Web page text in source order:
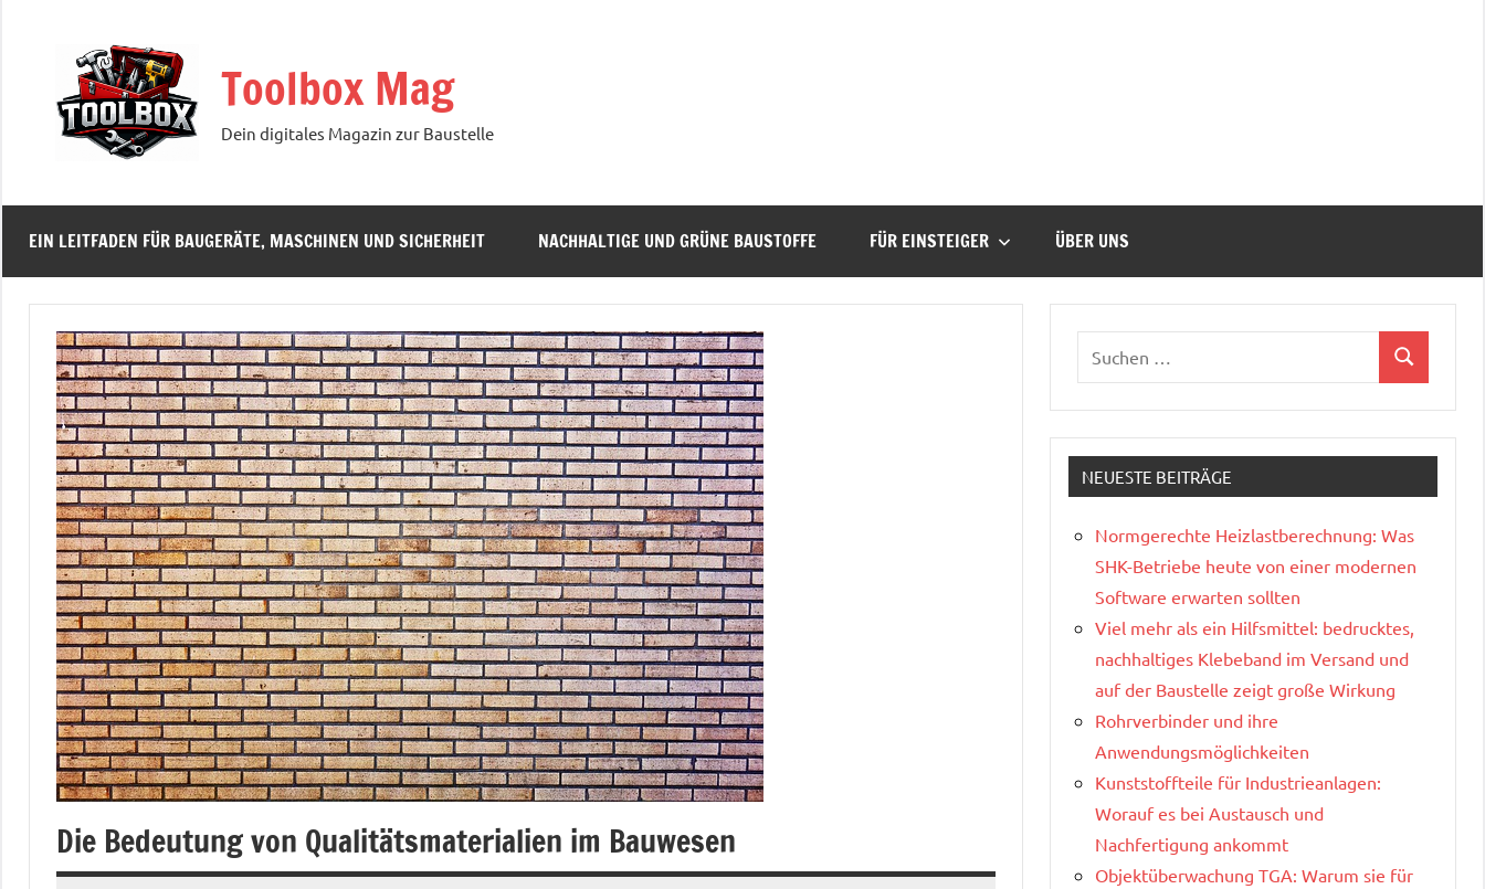
Toolbox Mag
Dein digitales Magazin zur Baustelle
EIN LEITFADEN FÜR BAUGERÄTE, MASCHINEN UND SICHERHEIT NACHHALTIGE UND GRÜNE BAUSTOFFE FÜR EINSTEIGER ÜBER UNS
Die Bedeutung von Qualitätsmaterialien im Bauwesen
NEUESTE BEITRÄGE
Normgerechte Heizlastberechnung: Was
SHK-Betriebe heute von einer modernen
Software erwarten sollten
Viel mehr als ein Hilfsmittel: bedrucktes,
nachhaltiges Klebeband im Versand und
auf der Baustelle zeigt große Wirkung
Rohrverbinder und ihre
Anwendungsmöglichkeiten
Kunststoffteile für Industrieanlagen:
Worauf es bei Austausch und
Nachfertigung ankommt
Objektüberwachung TGA: Warum sie für